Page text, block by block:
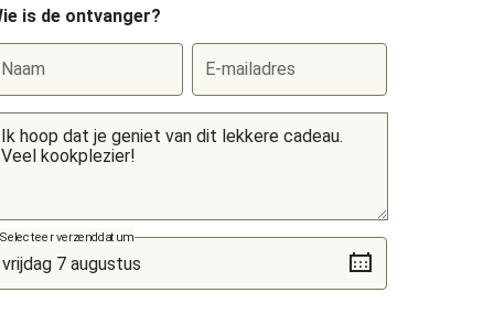
is de ontvanger?
Naam E-mailadres
Selecteer verzenddatum